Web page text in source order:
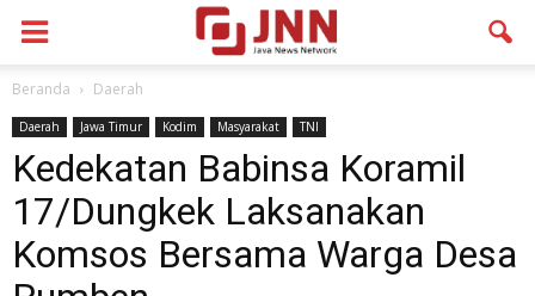
Beranda Daerah
Daerah Jawa Timur Kodim Masyarakat TNI
Kedekatan Babinsa Koramil
17/Dungkek Laksanakan
Komsos Bersama Warga Desa